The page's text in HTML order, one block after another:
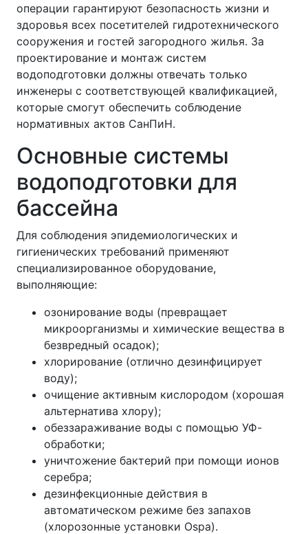
операции гарантируют безопасность жизни и
здоровья всех посетителей гидротехнического
сооружения и гостей загородного жилья. За
проектирование и монтаж систем
водоподготовки должны отвечать только
инженеры с соответствующей квалификацией,
которые смогут обеспечить соблюдение
нормативных актов СанПиН.
Основные системы
водоподготовки для
бассейна
Для соблюдения эпидемиологических и
гигиенических требований применяют
специализированное оборудование,
выполняющие:
озонирование воды (превращает
микроорганизмы и химические вещества в
безвредный осадок);
хлорирование (отлично дезинфицирует
воду);
очищение активным кислородом (хорошая
альтернатива хлору);
обеззараживание воды с помощью УФ-
обработки;
уничтожение бактерий при помощи ионов
серебра;
дезинфекционные действия в
автоматическом режиме без запахов
(хлорозонные установки Ospa).